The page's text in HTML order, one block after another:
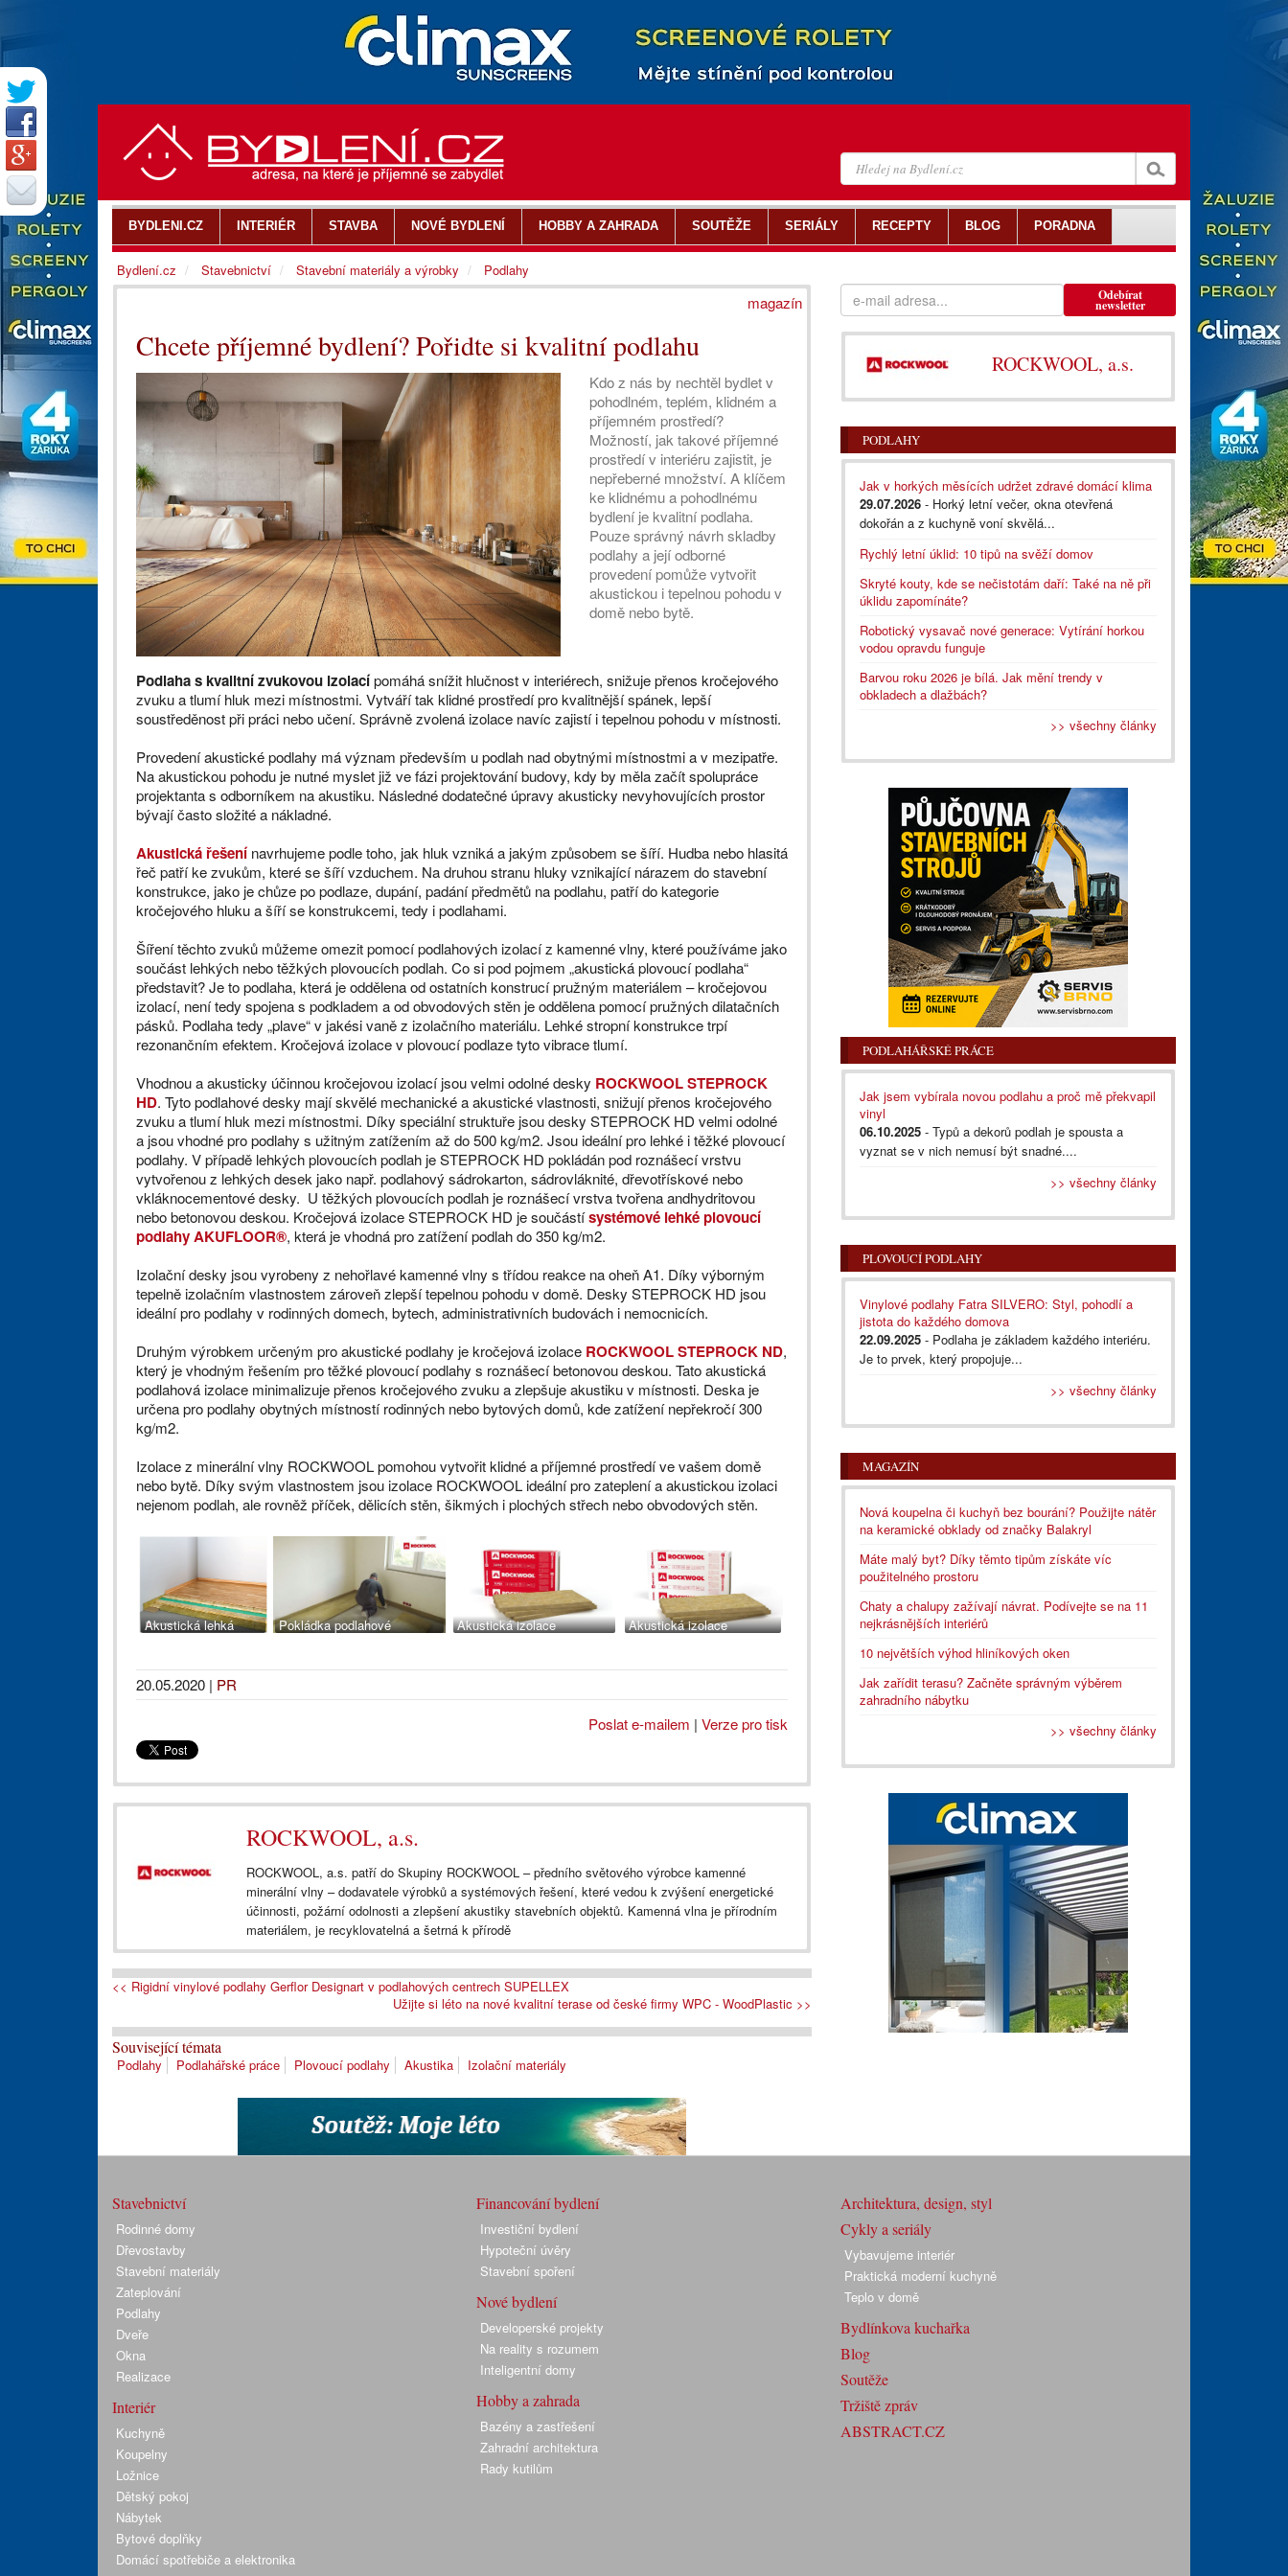
magazín
Chcete příjemné bydlení? Pořidte si kvalitní podlahu
Kdo z nás by nechtěl bydlet v
pohodlném, teplém, klidném a
příjemném prostředí?
Možností, jak takové příjemné
prostředí v interiéru zajistit, je
nepřeberné množství. A klíčem
ke klidnému a pohodlnému
bydlení je kvalitní podlaha.
Pouze správný návrh skladby
podlahy a její odborné
provedení pomůže vytvořit
akustickou i tepelnou pohodu v
domě nebo bytě.
Podlaha s kvalitní zvukovou izolacípomáhá snížit hlučnost v interiérech, snižuje přenos kročejového
zvuku a tlumí hluk mezi místnostmi. Vytváří tak klidné prostředí pro kvalitnější spánek, lepší
soustředěnost při práci nebo učení. Správně zvolená izolace navíc zajistí i tepelnou pohodu v místnosti.
Provedení akustické podlahy má význam především u podlah nad obytnými místnostmi a v mezipatře.
Na akustickou pohodu je nutné myslet již ve fázi projektování budovy, kdy by měla začít spolupráce
projektanta s odborníkem na akustiku. Následné dodatečné úpravy akusticky nevyhovujících prostor
bývají často složité a nákladné.
Akustická řešenínavrhujeme podle toho, jak hluk vzniká a jakým způsobem se šíří. Hudba nebo hlasitá
řeč patří ke zvukům, které se šíří vzduchem. Na druhou stranu hluky vznikající nárazem do stavební
konstrukce, jako je chůze po podlaze, dupání, padání předmětů na podlahu, patří do kategorie
kročejového hluku a šíří se konstrukcemi, tedy i podlahami.
Šíření těchto zvuků můžeme omezit pomocí podlahových izolací z kamenné vlny, které používáme jako
součást lehkých nebo těžkých plovoucích podlah. Co si pod pojmem „akustická plovoucí podlaha“
představit? Je to podlaha, která je oddělena od ostatních konstrucí pružným materiálem – kročejovou
izolací, není tedy spojena s podkladem a od obvodových stěn je oddělena pomocí pružných dilatačních
pásků. Podlaha tedy „plave“ v jakési vaně z izolačního materiálu. Lehké stropní konstrukce trpí
rezonančním efektem. Kročejová izolace v plovoucí podlaze tyto vibrace tlumí.
Vhodnou a akusticky účinnou kročejovou izolací jsou velmi odolné desky ROCKWOOL STEPROCK
HD. Tyto podlahové desky mají skvělé mechanické a akustické vlastnosti, snižují přenos kročejového
zvuku a tlumí hluk mezi místnostmi. Díky speciální struktuře jsou desky STEPROCK HD velmi odolné
a jsou vhodné pro podlahy s užitným zatížením až do 500 kg/m2. Jsou ideální pro lehké i těžké plovoucí
podlahy. V případě lehkých plovoucích podlah je STEPROCK HD pokládán pod roznášecí vrstvu
vytvořenou z lehkých desek jako např. podlahový sádrokarton, sádrovláknité, dřevotřískové nebo
vkláknocementové desky. U těžkých plovoucích podlah je roznášecí vrstva tvořena andhydritovou
nebo betonovou deskou. Kročejová izolace STEPROCK HD je součástísystémové lehké plovoucí
podlahy AKUFLOOR®, která je vhodná pro zatížení podlah do 350 kg/m2.
Izolační desky jsou vyrobeny z nehořlavé kamenné vlny s třídou reakce na oheň A1. Díky výborným
tepelně izolačním vlastnostem zároveň zlepší tepelnou pohodu v domě. Desky STEPROCK HD jsou
ideální pro podlahy v rodinných domech, bytech, administrativních budovách i nemocnicích.
Druhým výrobkem určeným pro akustické podlahy je kročejová izolace ROCKWOOL STEPROCK ND,
který je vhodným řešením pro těžké plovoucí podlahy s roznášecí betonovou deskou. Tato akustická
podlahová izolace minimalizuje přenos kročejového zvuku a zlepšuje akustiku v místnosti. Deska je
určena pro podlahy obytných místností rodinných nebo bytových domů, kde zatížení nepřekročí 300
kg/m2.
Izolace z minerální vlny ROCKWOOL pomohou vytvořit klidné a příjemné prostředí ve vašem domě
nebo bytě. Díky svým vlastnostem jsou izolace ROCKWOOL ideální pro zateplení a akustickou izolaci
nejenom podlah, ale rovněž příček, dělicích stěn, šikmých i plochých střech nebo obvodových stěn.
Akustická lehká
vlny STEPROCK HD
v systému
Pokládka podlahové
Akustická izolace
Akustická izolace
20.05.2020 | PR
Poslat e-mailem | Verze pro tisk
ROCKWOOL, a.s.
ROCKWOOL, a.s. patří do Skupiny ROCKWOOL – předního světového výrobce kamenné
minerální vlny – dodavatele výrobků a systémových řešení, které vedou k zvýšení energetické
účinnosti, požární odolnosti a zlepšení akustiky stavebních objektů. Kamenná vlna je přírodním
materiálem, je recyklovatelná a šetrná k přírodě
<< Rigidní vinylové podlahy Gerflor Designart v podlahových centrech SUPELLEX
Užijte si léto na nové kvalitní terase od české firmy WPC - WoodPlastic >>
Související témata
Podlahy Podlahářské práce Plovoucí podlahy Akustika Izolační materiály
Odebírat
newsletter
ROCKWOOL, a.s.
PODLAHY
Jak v horkých měsících udržet zdravé domácí klima
29.07.2026 - Horký letní večer, okna otevřená
dokořán a z kuchyně voní skvělá...
Rychlý letní úklid: 10 tipů na svěží domov
Skryté kouty, kde se nečistotám daří: Také na ně při
úklidu zapomínáte?
Robotický vysavač nové generace: Vytírání horkou
vodou opravdu funguje
Barvou roku 2026 je bílá. Jak mění trendy v
obkladech a dlažbách?
>> všechny články
PODLAHÁŘSKÉ PRÁCE
Jak jsem vybírala novou podlahu a proč mě překvapil
vinyl
06.10.2025 - Typů a dekorů podlah je spousta a
vyznat se v nich nemusí být snadné....
>> všechny články
PLOVOUCÍ PODLAHY
Vinylové podlahy Fatra SILVERO: Styl, pohodlí a
jistota do každého domova
22.09.2025 - Podlaha je základem každého interiéru.
Je to prvek, který propojuje...
>> všechny články
MAGAZÍN
Nová koupelna či kuchyň bez bourání? Použijte nátěr
na keramické obklady od značky Balakryl
Máte malý byt? Díky těmto tipům získáte víc
použitelného prostoru
Chaty a chalupy zažívají návrat. Podívejte se na 11
nejkrásnějších interiérů
10 největších výhod hliníkových oken
Jak zařídit terasu? Začněte správným výběrem
zahradního nábytku
>> všechny články
BYDLENI.CZ INTERIÉR STAVBA NOVÉ BYDLENÍ HOBBY A ZAHRADA SOUTĚŽE SERIÁLY RECEPTY BLOG PORADNA
Bydlení.cz Stavebnictví Stavební materiály a výrobky Podlahy
Stavebnictví
Rodinné domy
Dřevostavby
Stavební materiály
Zateplování
Podlahy
Dveře
Okna
Realizace
Interiér
Kuchyně
Koupelny
Ložnice
Dětský pokoj
Nábytek
Bytové doplňky
Domácí spotřebiče a elektronika
Financování bydlení
Investiční bydlení
Hypoteční úvěry
Stavební spoření
Nové bydlení
Developerské projekty
Na reality s rozumem
Inteligentní domy
Hobby a zahrada
Bazény a zastřešení
Zahradní architektura
Rady kutilům
Architektura, design, styl
Cykly a seriály
Vybavujeme interiér
Praktická moderní kuchyně
Teplo v domě
Bydlínkova kuchařka
Blog
Soutěže
Tržiště zpráv
ABSTRACT.CZ